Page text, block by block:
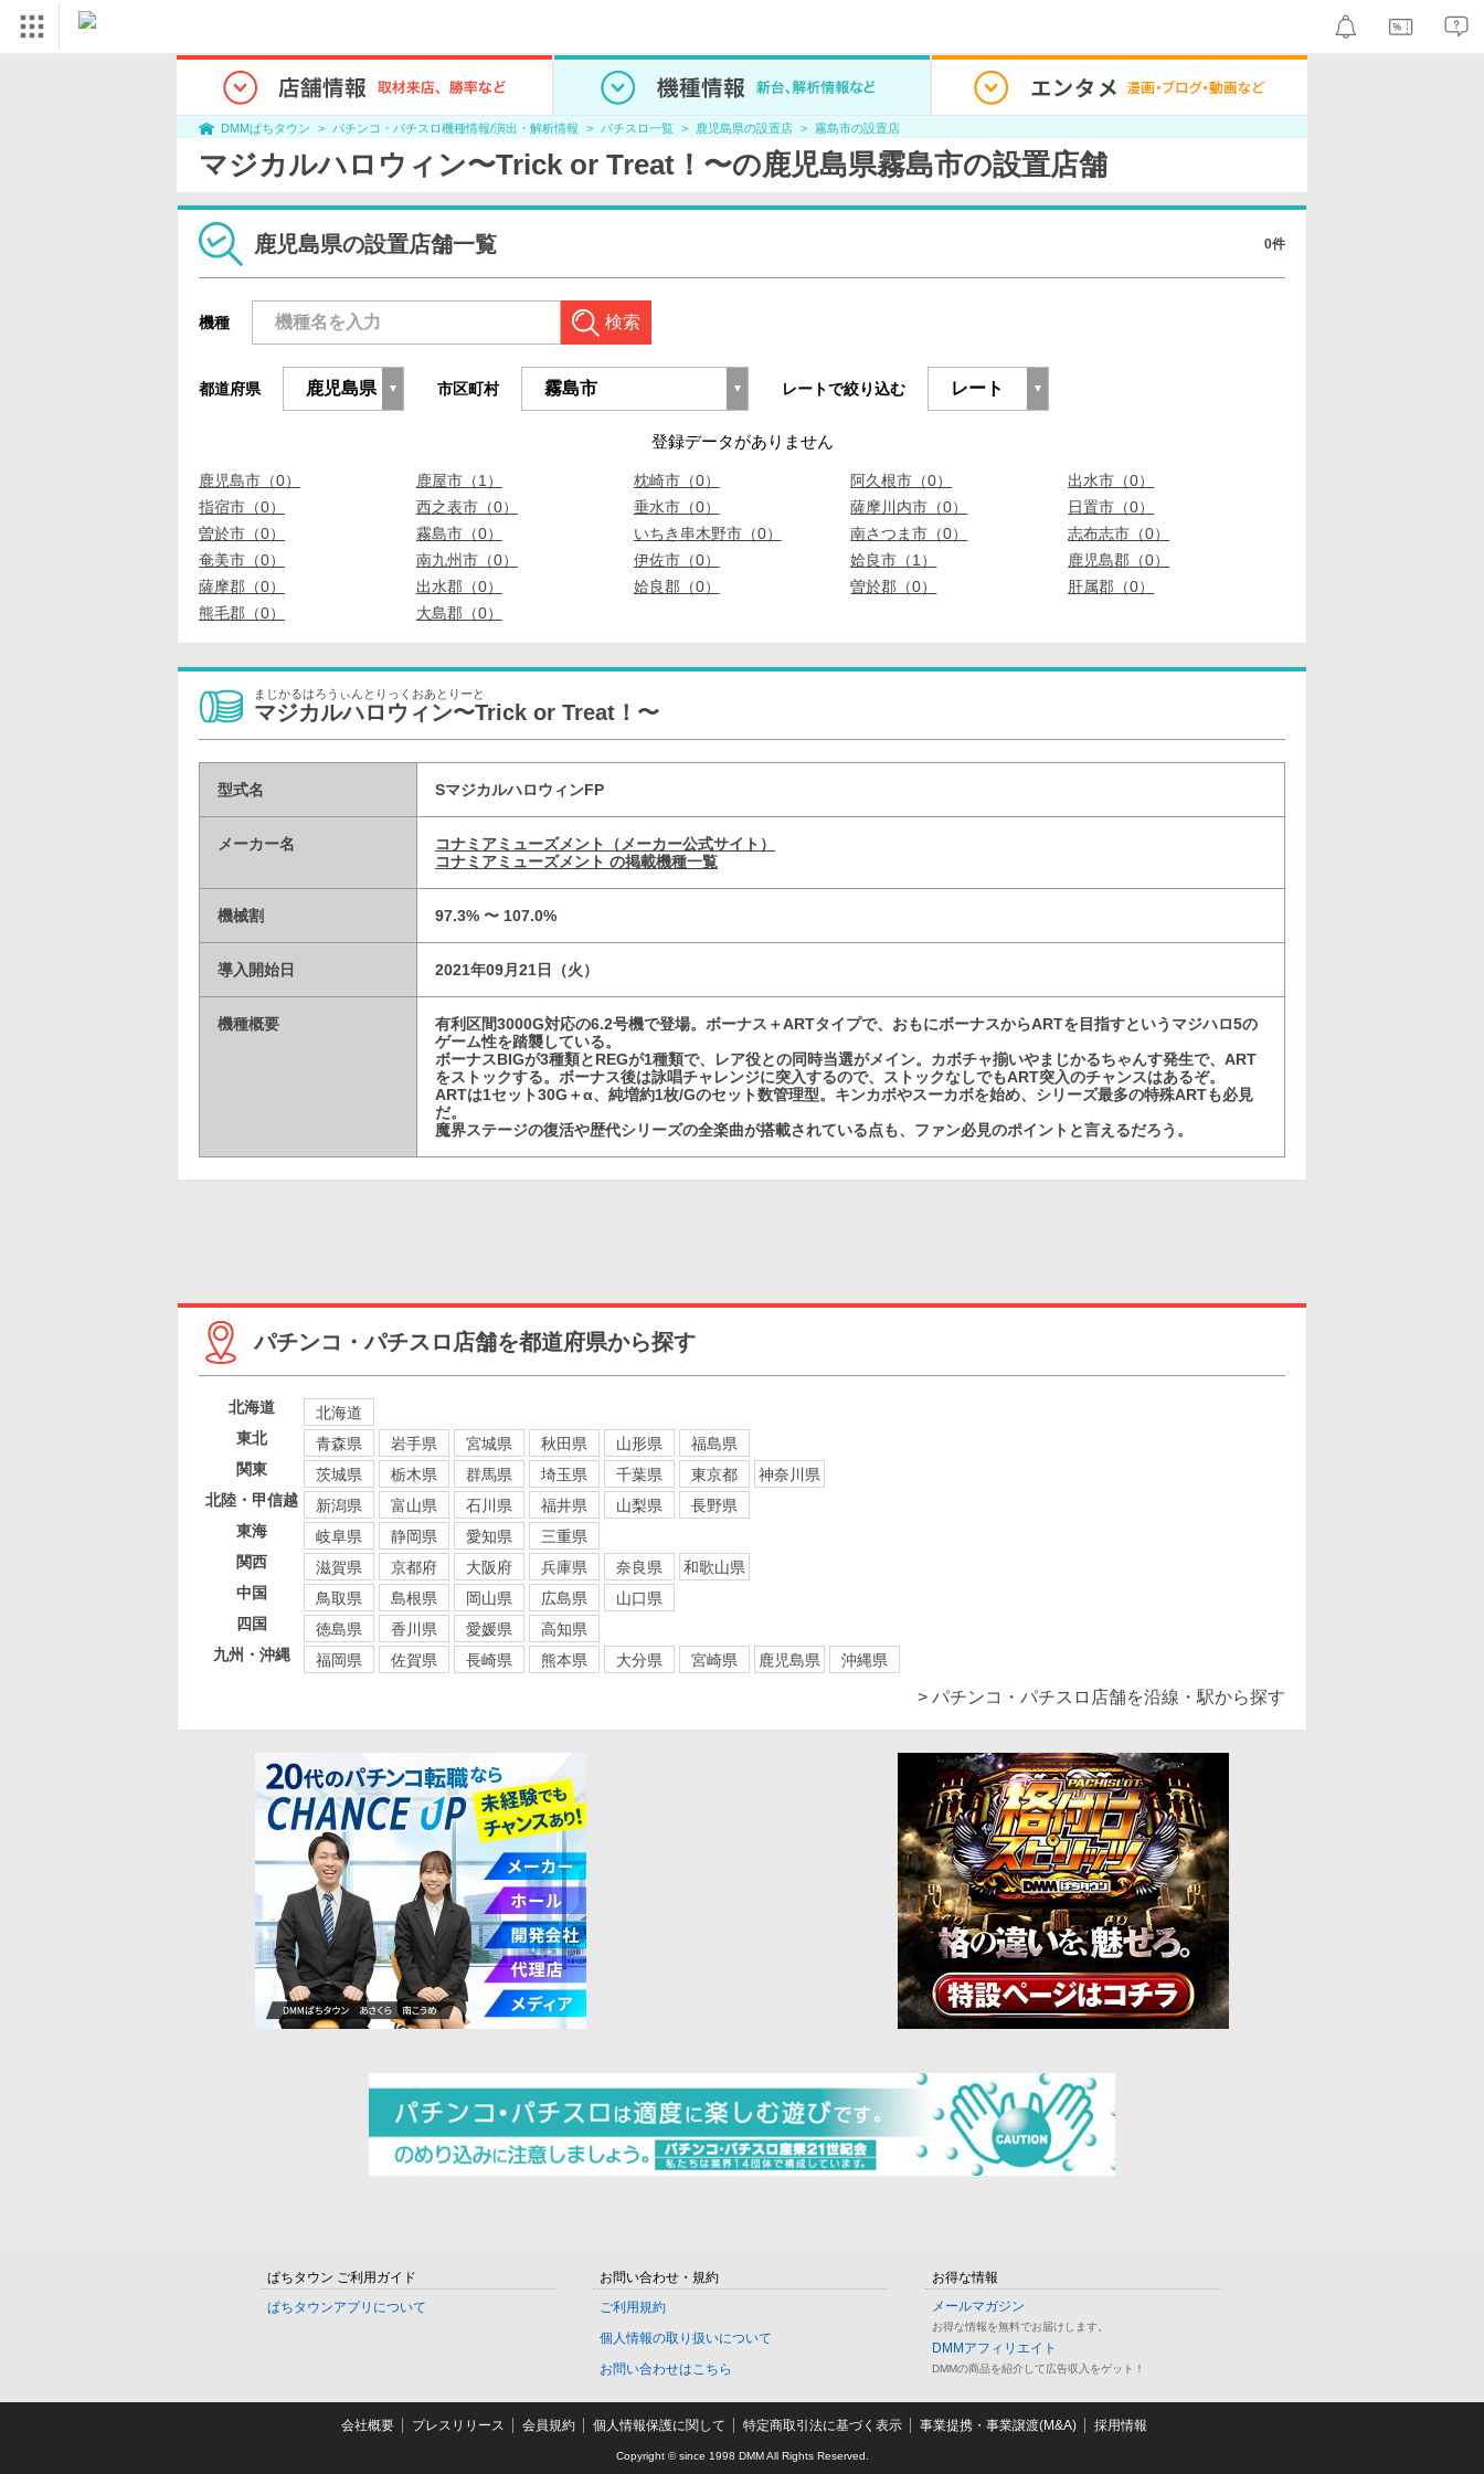
DMMぱちタウン パチンコ・パチスロ機種情報/演出・解析情報 パチスロ一覧 鹿児島県の設置店 霧島市の設置店
マジカルハロウィン〜Trick or Treat！〜の鹿児島県霧島市の設置店舗
鹿児島県の設置店舗一覧 0件
機種 検索
都道府県 市区町村 レートで絞り込む
登録データがありません
鹿児島市（0） 鹿屋市（1） 枕崎市（0） 阿久根市（0）
出水市（0）
指宿市（0）
西之表市（0） 垂水市（0） 薩摩川内市（0）
日置市（0）
曽於市（0）
霧島市（0） いちき串木野市（0） 南さつま市（0）
志布志市（0）
奄美市（0）
南九州市（0） 伊佐市（0） 姶良市（1）
鹿児島郡（0）
薩摩郡（0）
出水郡（0） 姶良郡（0） 曽於郡（0）
肝属郡（0）
熊毛郡（0）
大島郡（0）
まじかるはろうぃんとりっくおあとりーと
マジカルハロウィン〜Trick or Treat！〜
型式名 SマジカルハロウィンFP
メーカー名
コナミアミューズメント（メーカー公式サイト）
コナミアミューズメント の掲載機種一覧
機械割 97.3% 〜 107.0%
導入開始日 2021年09月21日（火）
機種概要
有利区間3000G対応の6.2号機で登場。ボーナス＋ARTタイプで、おもにボーナスからARTを目指すというマジハロ5の
ゲーム性を踏襲している。
ボーナスBIGが3種類とREGが1種類で、レア役との同時当選がメイン。カボチャ揃いやまじかるちゃんす発生で、ART
をストックする。ボーナス後は詠唱チャレンジに突入するので、ストックなしでもART突入のチャンスはあるぞ。
ARTは1セット30G＋α、純増約1枚/Gのセット数管理型。キンカボやスーカボを始め、シリーズ最多の特殊ARTも必見
だ。
魔界ステージの復活や歴代シリーズの全楽曲が搭載されている点も、ファン必見のポイントと言えるだろう。
パチンコ・パチスロ店舗を都道府県から探す
北海道
北海道
東北
青森県 岩手県 宮城県 秋田県 山形県
福島県
関東
茨城県 栃木県 群馬県 埼玉県 千葉県 東京都
神奈川県
北陸・甲信越
新潟県 富山県 石川県 福井県 山梨県
長野県
東海
岐阜県 静岡県 愛知県
三重県
関西
滋賀県 京都府 大阪府 兵庫県 奈良県
和歌山県
中国
鳥取県 島根県 岡山県 広島県
山口県
四国
徳島県 香川県 愛媛県
高知県
九州・沖縄
福岡県 佐賀県 長崎県 熊本県 大分県 宮崎県 鹿児島県 沖縄県
> パチンコ・パチスロ店舗を沿線・駅から探す
ぱちタウン ご利用ガイド
ぱちタウンアプリについて
お問い合わせ・規約
ご利用規約
個人情報の取り扱いについて
お問い合わせはこちら
お得な情報
メールマガジン
お得な情報を無料でお届けします。
DMMアフィリエイト
DMMの商品を紹介して広告収入をゲット！
会社概要 プレスリリース 会員規約 個人情報保護に関して 特定商取引法に基づく表示 事業提携・事業譲渡(M&A) 採用情報
Copyright © since 1998 DMM All Rights Reserved.